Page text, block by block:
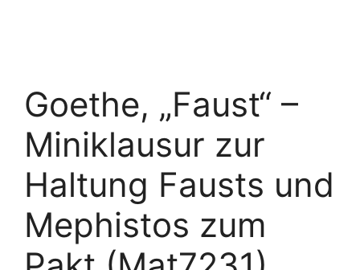
Goethe, „Faust“ –
Miniklausur zur
Haltung Fausts und
Mephistos zum